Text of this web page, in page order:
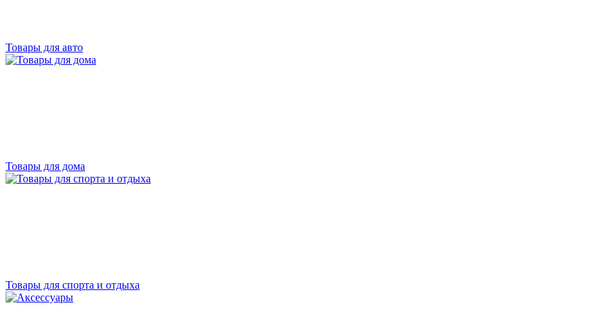
Товары для авто
Товары для дома
Товары для спорта и отдыха